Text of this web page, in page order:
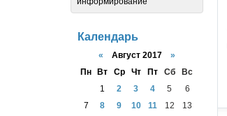
Календарь
« Август 2017 »
Пн
Вт Ср Чт Пт Сб
Вс
1
2 3 4 5
6
7
8 9 10 11 12
13